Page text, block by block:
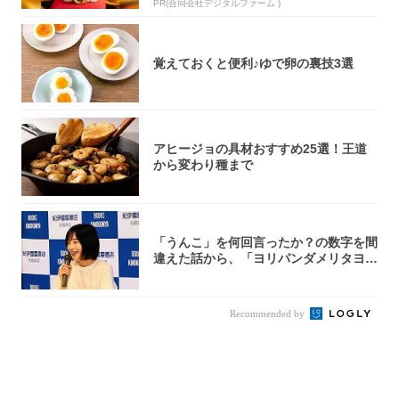
PR(合同会社デジタルファーム )
覚えておくと便利♪ゆで卵の裏技3選
アヒージョの具材おすすめ25選！王道
から変わり種まで
「うんこ」を何回言ったか？の数字を間
違えた話から、「ヨリパンダメリタヨコ
Recommended by